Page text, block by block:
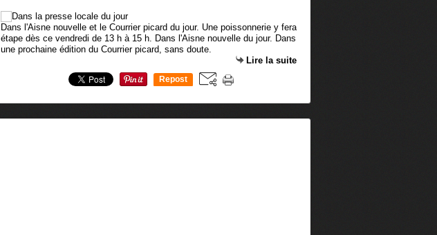
Dans l'Aisne nouvelle et le Courrier picard du jour. Une poissonnerie y fera
étape dès ce vendredi de 13 h à 15 h. Dans l'Aisne nouvelle du jour. Dans
une prochaine édition du Courrier picard, sans doute.
Lire la suite
Repost